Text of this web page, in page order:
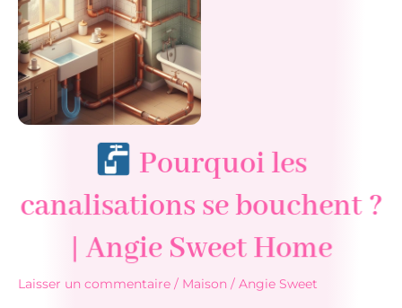
?
Pourquoi les
canalisations se bouchent ?
| Angie Sweet Home
Laisser un commentaire / Maison / Angie Sweet